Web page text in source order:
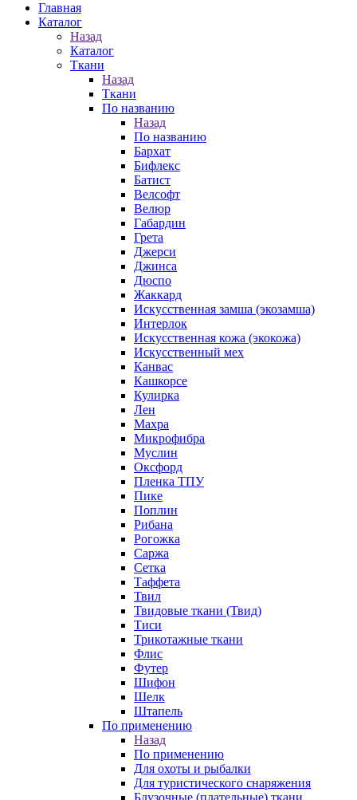
Главная
Каталог
Назад
Каталог
Ткани
Назад
Ткани
По названию
Назад
По названию
Бархат
Бифлекс
Батист
Велсофт
Велюр
Габардин
Грета
Джерси
Джинса
Дюспо
Жаккард
Искусственная замша (экозамша)
Интерлок
Искусственная кожа (экокожа)
Искусственный мех
Канвас
Кашкорсе
Кулирка
Лен
Махра
Микрофибра
Муслин
Оксфорд
Пленка ТПУ
Пике
Поплин
Рибана
Рогожка
Саржа
Сетка
Таффета
Твил
Твидовые ткани (Твид)
Тиси
Трикотажные ткани
Флис
Футер
Шифон
Шелк
Штапель
По применению
Назад
По применению
Для охоты и рыбалки
Для туристического снаряжения
Блузочные (плательные) ткани